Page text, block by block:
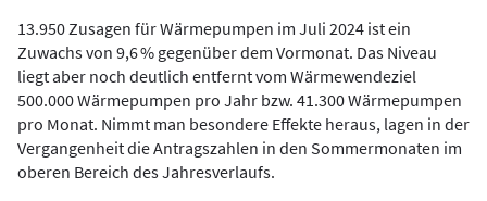
13.950 Zusagen für Wärmepumpen im Juli 2024 ist ein
Zuwachs von 9,6 % gegenüber dem Vormonat. Das Niveau
liegt aber noch deutlich entfernt vom Wärmewendeziel
500.000 Wärmepumpen pro Jahr bzw. 41.300 Wärmepumpen
pro Monat. Nimmt man besondere Effekte heraus, lagen in der
Vergangenheit die Antragszahlen in den Sommermonaten im
oberen Bereich des Jahresverlaufs.